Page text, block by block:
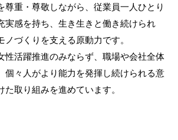
尊重・尊敬しながら、従業員一人ひとり
実感を持ち、生き生きと働き続けられ
づくりを支える原動力です。
性活躍推進のみならず、職場や会社全体
個々人がより能力を発揮し続けられる意
取り組みを進めています。